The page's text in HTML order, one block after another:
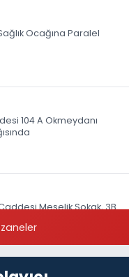
Ocağına Paralel
104 A Okmeydanı
Meşelik Sokak, 3B